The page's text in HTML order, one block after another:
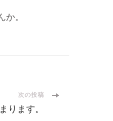
。
次の投稿
ります。